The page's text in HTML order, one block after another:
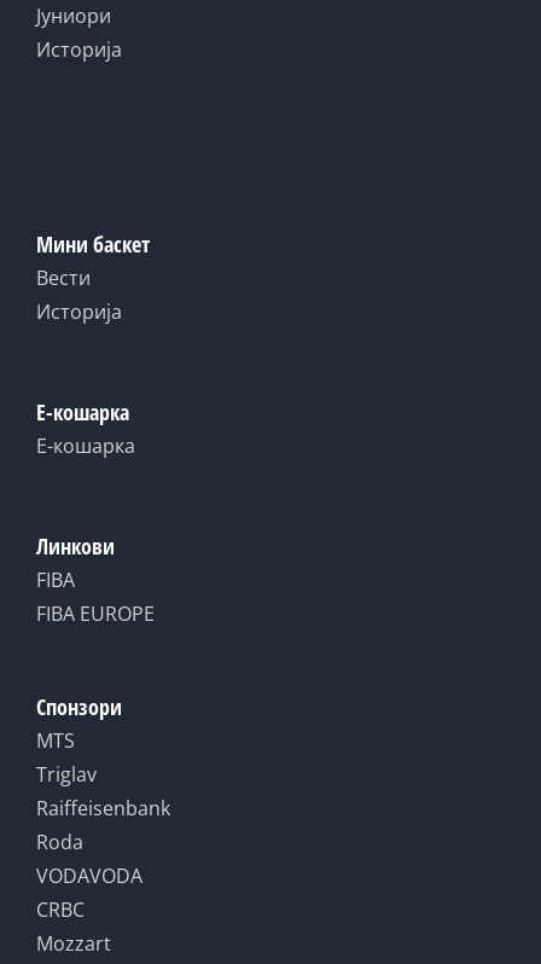
Јуниори
Историја
Мини баскет
Вести
Историја
Е-кошарка
Е-кошарка
Линкови
FIBA
FIBA EUROPE
Спонзори
MTS
Triglav
Raiffeisenbank
Roda
VODAVODA
CRBC
Mozzart